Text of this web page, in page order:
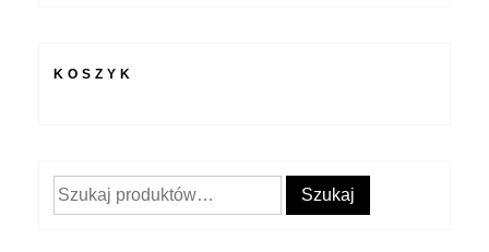
KOSZYK
Szukaj: Szukaj